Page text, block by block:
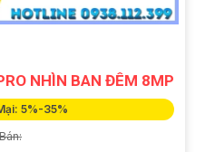
NHÌN BAN ĐÊM 8MP
5%-35%